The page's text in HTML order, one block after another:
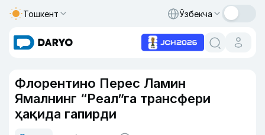
Тошкент Ўзбекча
Флорентино Перес Ламин
Ямалнинг “Реал”га трансфери
ҳақида гапирди